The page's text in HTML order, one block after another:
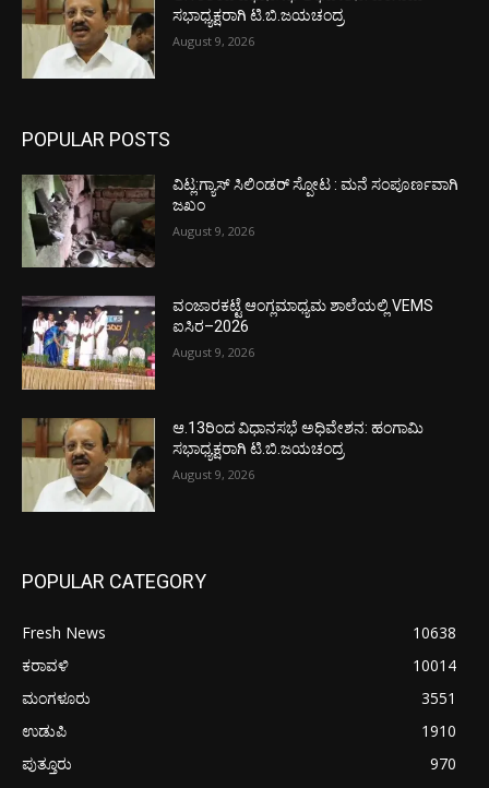
ಸಭಾಧ್ಯಕ್ಷರಾಗಿ ಟಿ.ಬಿ.ಜಯಚಂದ್ರ
August 9, 2026
POPULAR POSTS
ವಿಟ್ಲ:ಗ್ಯಾಸ್ ಸಿಲಿಂಡರ್ ಸ್ಪೋಟ : ಮನೆ ಸಂಪೂರ್ಣವಾಗಿ
ಜಖಂ
August 9, 2026
ವಂಜಾರಕಟ್ಟೆ ಆಂಗ್ಲಮಾಧ್ಯಮ ಶಾಲೆಯಲ್ಲಿ VEMS
ಐಸಿರ–2026
August 9, 2026
ಆ.13ರಿಂದ ವಿಧಾನಸಭೆ ಅಧಿವೇಶನ: ಹಂಗಾಮಿ
ಸಭಾಧ್ಯಕ್ಷರಾಗಿ ಟಿ.ಬಿ.ಜಯಚಂದ್ರ
August 9, 2026
POPULAR CATEGORY
Fresh News
10638
ಕರಾವಳಿ
10014
ಮಂಗಳೂರು
3551
ಉಡುಪಿ
1910
ಪುತ್ತೂರು
970